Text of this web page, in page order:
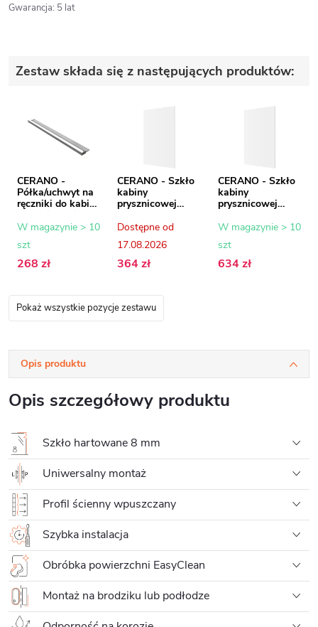
Gwarancja: 5 lat
Zestaw składa się z następujących produktów:
CERANO -
Półka/uchwyt na
ręczniki do kabiny
walk-in - 8-10
do 160 cm
W magazynie > 10
szt
268 zł
CERANO - Szkło
kabiny
prysznicowej
szkło
50x200 cm
Dostępne od
17.08.2026
364 zł
CERANO - Szkło
kabiny
prysznicowej
szkło
100x200 cm
W magazynie > 10
szt
634 zł
Pokaż wszystkie pozycje zestawu
Opis produktu
Opis szczegółowy produktu
Szkło hartowane 8 mm
Uniwersalny montaż
Profil ścienny wpuszczany
Szybka instalacja
Obróbka powierzchni EasyClean
Montaż na brodziku lub podłodze